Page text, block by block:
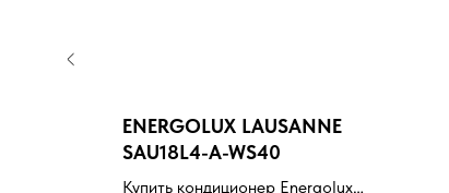
ENERGOLUX LAUSANNE
SAU18L4-A-WS40
Купить кондиционер Energolux